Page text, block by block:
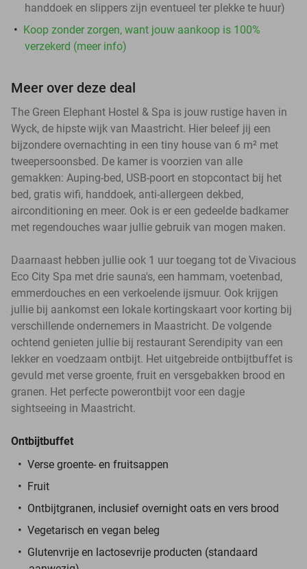
handdoek en slippers zijn eventueel ter plekke te huur)
Koop zonder zorgen, want jouw aankoop is 100%
verzekerd (meer info)
Meer over deze deal
The Green Elephant Hostel & Spa is jouw rustige haven in
Wyck, de hipste wijk van Maastricht. Hier beleef jij een
bijzondere overnachting in een tiny house van 6 m² met
tweepersoonsbed. De kamer is voorzien van alle
gemakken: Auping-bed, USB-poort en stopcontact bij het
bed, gratis wifi, handdoek, anti-allergeen dekbed,
airconditioning en meer. Ook is er een gedeelde badkamer
met regendouches waar jullie gebruik van mogen maken.
Daarnaast hebben jullie ook 1 uur toegang tot de Vivacious
Eco City Spa met drie sauna's, een hammam, voetenbad,
emmerdouches en een verkoelende ijsmuur. Ook krijgen
jullie bij aankomst een lokale kortingskaart voor korting bij
verschillende ondernemers in Maastricht. De volgende
ochtend genieten jullie bij restaurant Serendipity van een
lekker en voedzaam ontbijt. Het uitgebreide ontbijtbuffet is
gevuld met verse groente, fruit en versgebakken brood en
granen. Het perfecte powerontbijt voor een dagje
sightseeing in Maastricht.
Ontbijtbuffet
Verse groente- en fruitsappen
Fruit
Ontbijtgranen, inclusief overnight oats en vers brood
Vegetarisch en vegan beleg
Glutenvrije en lactosevrije producten (standaard